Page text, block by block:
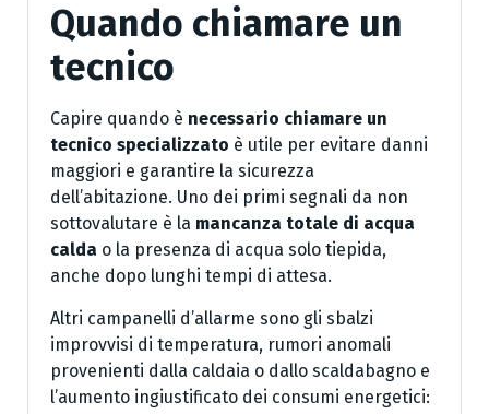
Quando chiamare un
tecnico
Capire quando è necessario chiamare un
tecnico specializzato è utile per evitare danni
maggiori e garantire la sicurezza
dell’abitazione. Uno dei primi segnali da non
sottovalutare è la mancanza totale di acqua
calda o la presenza di acqua solo tiepida,
anche dopo lunghi tempi di attesa.
Altri campanelli d’allarme sono gli sbalzi
improvvisi di temperatura, rumori anomali
provenienti dalla caldaia o dallo scaldabagno e
l’aumento ingiustificato dei consumi energetici: